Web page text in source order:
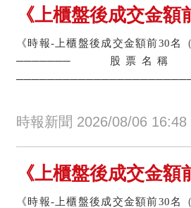
《上櫃盤後成交金
《時報-上櫃盤後成交金額前30
─────── 股票名
時報新聞 2026/08/06 16:48
《上櫃盤後成交金
《時報-上櫃盤後成交金額前30